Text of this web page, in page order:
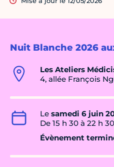
Nuit Blanche 2026
Les Ateliers
4, allée François
Le samedi 6 juin
De 15 h 30 à 22 h 30
Évènement